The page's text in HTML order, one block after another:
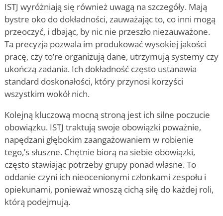
ISTJ wyróżniają się również uwagą na szczegóły. Mają
bystre oko do dokładności, zauważając to, co inni mogą
przeoczyć, i dbając, by nic nie przeszło niezauważone.
Ta precyzja pozwala im produkować wysokiej jakości
pracę, czy to’re organizują dane, utrzymują systemy czy
ukończą zadania. Ich dokładność często ustanawia
standard doskonałości, który przynosi korzyści
wszystkim wokół nich.
Kolejną kluczową mocną stroną jest ich silne poczucie
obowiązku. ISTJ traktują swoje obowiązki poważnie,
napędzani głębokim zaangażowaniem w robienie
tego,’s słuszne. Chętnie biorą na siebie obowiązki,
często stawiając potrzeby grupy ponad własne. To
oddanie czyni ich nieocenionymi członkami zespołu i
opiekunami, ponieważ wnoszą cichą siłę do każdej roli,
którą podejmują.